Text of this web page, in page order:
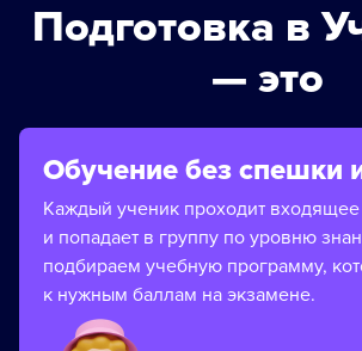
Подготовка в
— это
Обучение без спешки
Каждый ученик проходит входящее
и попадает в группу по уровню
подбираем учебную программу,
к нужным баллам на экзамене.